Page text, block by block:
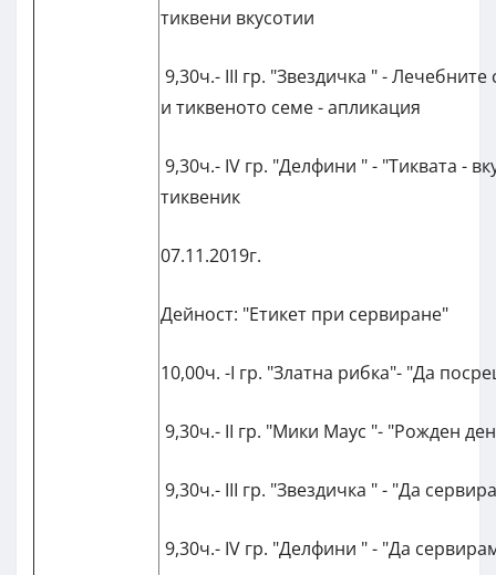
тиквени вкусотии
9,30ч.- III гр. "Звездичка " - Лечебните
и тиквеното семе - апликация
9,30ч.- IV гр. "Делфини " - "Тиквата -
тиквеник
07.11.2019г.
Дейност: "Етикет при сервиране"
10,00ч. -I гр. "Златна рибка"- "Да
9,30ч.- II гр. "Мики Маус "- "Рожден
9,30ч.- III гр. "Звездичка " - "Да
9,30ч.- IV гр. "Делфини " - "Да